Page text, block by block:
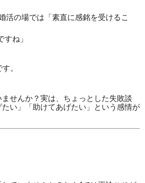
活の場では「素直に感銘を受けるこ
ね」
。
せんか？実は、ちょっとした失敗談
い」「助けてあげたい」という感情が